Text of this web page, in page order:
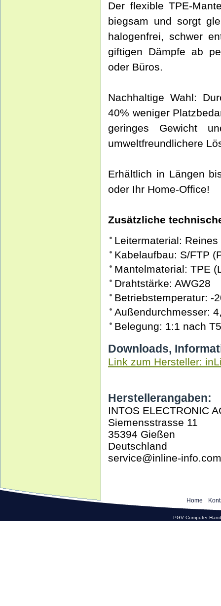
Der flexible TPE-
biegsam und sorgt
halogenfrei, schwer
giftigen Dämpfe ab
oder Büros.
Nachhaltige Wahl:
40% weniger
geringes Gewicht
umweltfreundlichere
Erhältlich in Längen
oder Ihr Home-Office!
Zusätzliche
Leitermaterial: Reines
Kabelaufbau: S/FTP
Mantelmaterial: TPE
Drahtstärke: AWG28
Betriebstemperatur: -
Außendurchmesser:
Belegung: 1:1 nach
Downloads,
Link zum Hersteller:
Herstellerangaben:
INTOS ELECTRONIC
Siemensstrasse 11
35394 Gießen
Deutschland
service@inline-info.com
Home
PGV Computer